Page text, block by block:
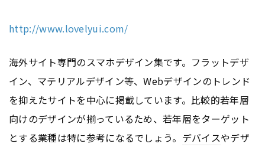
http://www.lovelyui.com/
海外サイト専門のスマホデザイン集です。フラットデザ
イン、マテリアルデザイン等、Webデザインのトレンド
を抑えたサイトを中心に掲載しています。比較的若年層
向けのデザインが揃っているため、若年層をターゲット
とする業種は特に参考になるでしょう。 デバイスやデザ